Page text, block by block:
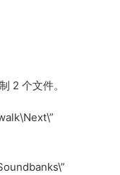
2 个文件。